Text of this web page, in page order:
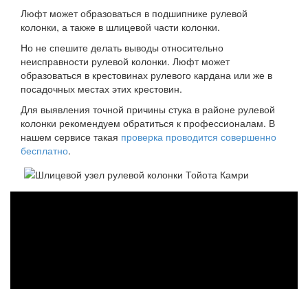
Люфт может образоваться в подшипнике рулевой
колонки, а также в шлицевой части колонки.
Но не спешите делать выводы относительно
неисправности рулевой колонки. Люфт может
образоваться в крестовинах рулевого кардана или же в
посадочных местах этих крестовин.
Для выявления точной причины стука в районе рулевой
колонки рекомендуем обратиться к профессионалам. В
нашем сервисе такая проверка проводится совершенно
бесплатно.